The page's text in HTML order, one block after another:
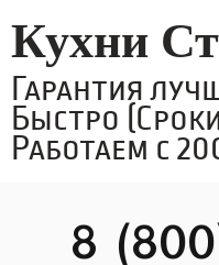
Кухни
Гарантия
Быстро
Работаем с
8